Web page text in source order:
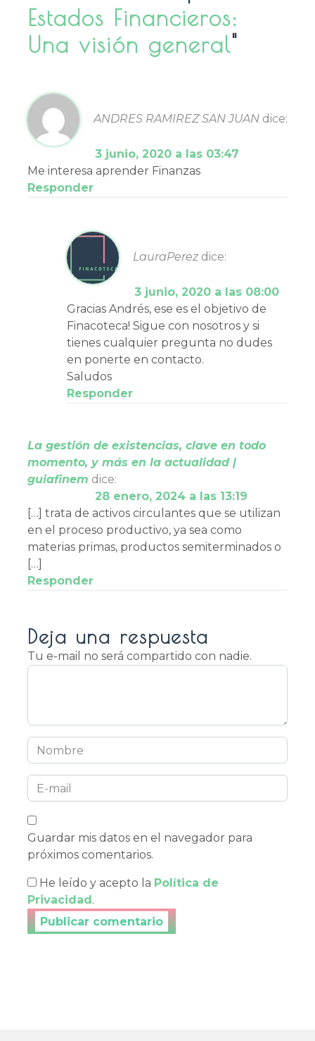
Estados Financieros:
Una visión general"
ANDRES RAMIREZ SAN JUAN dice:
3 junio, 2020 a las 03:47
Me interesa aprender Finanzas
Responder
LauraPerez dice:
3 junio, 2020 a las 08:00
Gracias Andrés, ese es el objetivo de
Finacoteca! Sigue con nosotros y si
tienes cualquier pregunta no dudes
en ponerte en contacto.
Saludos
Responder
La gestión de existencias, clave en todo
momento, y más en la actualidad |
guiafinem dice:
28 enero, 2024 a las 13:19
[…] trata de activos circulantes que se utilizan
en el proceso productivo, ya sea como
materias primas, productos semiterminados o
[…]
Responder
Deja una respuesta
Tu e-mail no será compartido con nadie.
Guardar mis datos en el navegador para
próximos comentarios.
He leído y acepto la Política de
Privacidad .
Publicar tu comentario